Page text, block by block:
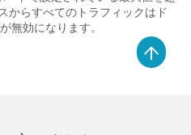
からすべてのトラフィックはド
無効になります。